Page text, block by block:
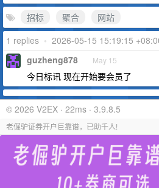
招标
聚合
网站
1 replies • 2026-05-15 15:19:15
guzheng878 May 15
今日标讯 现在开始要会员了
© 2026 V2EX · 22ms · 3.9.8.5
老倔驴证券开户巨靠谱，已助千人!